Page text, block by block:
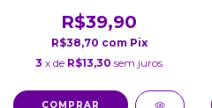
R$39,90
R$38,70 com Pix
3 x de R$13,30 sem juros
COMPRAR